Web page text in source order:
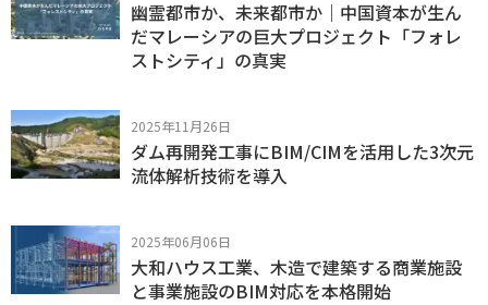
幽霊都市か、未来都市か｜中国資本が生ん
だマレーシアの巨大プロジェクト「フォレ
ストシティ」の真実
2025年11月26日
ダム再開発工事にBIM/CIMを活用した3次元
流体解析技術を導入
2025年06月06日
大和ハウス工業、木造で建築する商業施設
と事業施設のBIM対応を本格開始